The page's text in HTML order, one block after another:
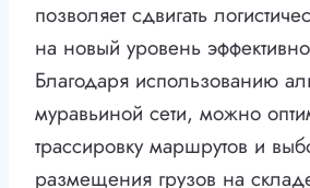
позволяет сдвигать
на новый уровень
Благодаря использованию
муравьиной сети, можно
трассировку маршрутов и
размещения грузов на